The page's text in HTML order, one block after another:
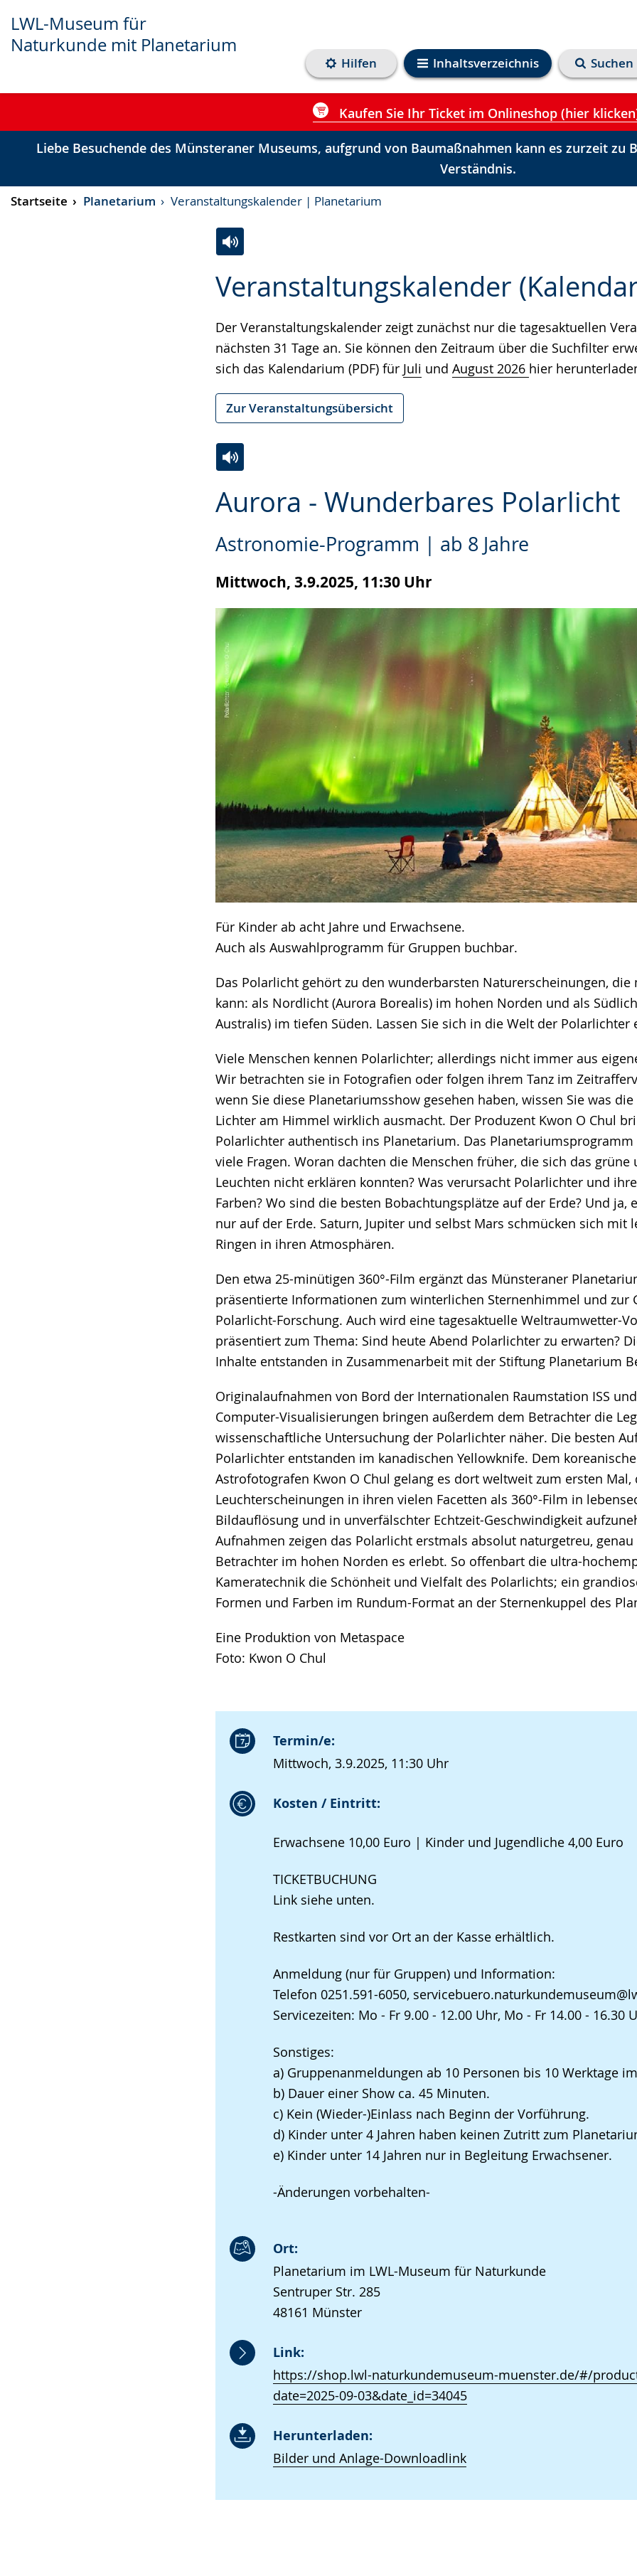
LWL-Museum für
Naturkunde mit Planetarium
Inhaltsverzeichnis
Hilfen Suchen
Kaufen Sie Ihr Ticket im Onlineshop (hier
Liebe Besuchende des Münsteraner Museums, aufgrund von Baumaßnahmen kann es zurzeit
Verständnis.
Startseite Planetarium Veranstaltungskalender | Planetarium
Veranstaltungskalender
Der Veranstaltungskalender zeigt zunächst nur die tagesaktuellen
nächsten 31 Tage an. Sie können den Zeitraum über die Suchfilter
sich das Kalendarium (PDF) für Juli und August 2026 hier
Leichten
wechseln.
Audio-
Video
Deutscher
Gebärdensprache
wird
angezeigt.
Zur Veranstaltungsübersicht
Aurora - Wunderbares Polarlicht
Astronomie-Programm | ab 8 Jahre
Mittwoch, 3.9.2025, 11:30 Uhr
Für Kinder ab acht Jahre und Erwachsene.
Auch als Auswahlprogramm für Gruppen buchbar.
Das Polarlicht gehört zu den wunderbarsten Naturerscheinungen, die
kann: als Nordlicht (Aurora Borealis) im hohen Norden und als
Australis) im tiefen Süden. Lassen Sie sich in die Welt der Polarlichter
Viele Menschen kennen Polarlichter; allerdings nicht immer aus
Wir betrachten sie in Fotografien oder folgen ihrem Tanz im
wenn Sie diese Planetariumsshow gesehen haben, wissen Sie was
Lichter am Himmel wirklich ausmacht. Der Produzent Kwon O Chul
Polarlichter authentisch ins Planetarium. Das
viele Fragen. Woran dachten die Menschen früher, die sich das grüne
Leuchten nicht erklären konnten? Was verursacht Polarlichter und
Farben? Wo sind die besten Bobachtungsplätze auf der Erde? Und ja,
nur auf der Erde. Saturn, Jupiter und selbst Mars schmücken sich mit
Ringen in ihren Atmosphären.
Den etwa 25-minütigen 360°-Film ergänzt das Münsteraner
präsentierte Informationen zum winterlichen Sternenhimmel und zur
Polarlicht-Forschung. Auch wird eine tagesaktuelle Weltraumwetter-
präsentiert zum Thema: Sind heute Abend Polarlichter zu erwarten?
Inhalte entstanden in Zusammenarbeit mit der Stiftung Planetarium
Originalaufnahmen von Bord der Internationalen Raumstation ISS
Computer-Visualisierungen bringen außerdem dem Betrachter die
wissenschaftliche Untersuchung der Polarlichter näher. Die besten
Polarlichter entstanden im kanadischen Yellowknife. Dem
Astrofotografen Kwon O Chul gelang es dort weltweit zum ersten Mal,
Leuchterscheinungen in ihren vielen Facetten als 360°-Film in
Bildauflösung und in unverfälschter Echtzeit-Geschwindigkeit
Aufnahmen zeigen das Polarlicht erstmals absolut naturgetreu, genau
Betrachter im hohen Norden es erlebt. So offenbart die ultra-
Kameratechnik die Schönheit und Vielfalt des Polarlichts; ein
Formen und Farben im Rundum-Format an der Sternenkuppel des
Eine Produktion von Metaspace
Foto: Kwon O Chul
Termin/e:
Mittwoch, 3.9.2025, 11:30 Uhr
Kosten / Eintritt:
Erwachsene 10,00 Euro | Kinder und Jugendliche 4,00 Euro
TICKETBUCHUNG
Link siehe unten.
Restkarten sind vor Ort an der Kasse erhältlich.
Anmeldung (nur für Gruppen) und Information:
Telefon 0251.591-6050,
Servicezeiten: Mo - Fr 9.00 - 12.00 Uhr, Mo - Fr 14.00 - 16.30
Sonstiges:
a) Gruppenanmeldungen ab 10 Personen bis 10 Werktage
b) Dauer einer Show ca. 45 Minuten.
c) Kein (Wieder-)Einlass nach Beginn der Vorführung.
d) Kinder unter 4 Jahren haben keinen Zutritt zum
e) Kinder unter 14 Jahren nur in Begleitung Erwachsener.
-Änderungen vorbehalten-
Ort:
Planetarium im LWL-Museum für Naturkunde
Sentruper Str. 285
48161 Münster
Link:
https://shop.lwl-naturkundemuseum-muenster.de/#/
date=2025-09-03&date_id=34045
Herunterladen:
Bilder und Anlage-Downloadlink
Leichten
wechseln.
Audio-
Video
Deutscher
wird
angezeigt.